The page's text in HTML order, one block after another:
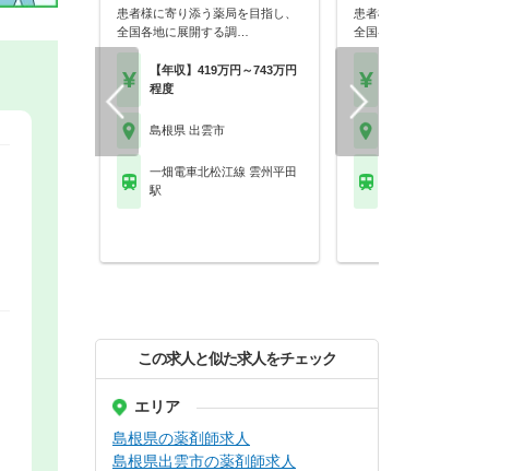
患者様に寄り添う薬局を目指し、
全国各地に展開する調…
【年収】419万円～743万円
程度
島根県 出雲市
一畑電車北松江線 雲州平田
駅
患者様に寄り添う薬局を目
全国各地に展開する調…
この求人と似た求人をチェック
エリア
島根県の薬剤師求人
島根県出雲市の薬剤師求人